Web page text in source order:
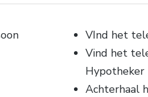
VInd het
Vind het
Hypotheker
Achterhaal